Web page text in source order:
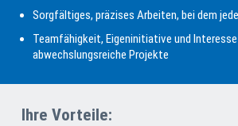
Sorgfältiges, präzises Arbeiten, bei dem
Teamfähigkeit, Eigeninitiative und Interesse
abwechslungsreiche Projekte
Ihre Vorteile: